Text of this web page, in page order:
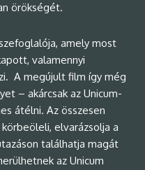
örökségét.
amely most
valamennyi
A megújult film így még
­– akárcsak az Unicum-
átélni. Az összesen
elvarázsolja a
találhatja magát
az Unicum